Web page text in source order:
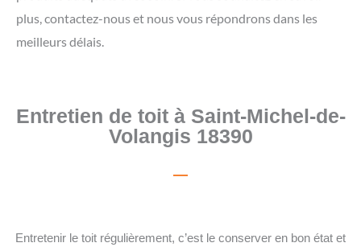
plus, contactez-nous et nous vous répondrons dans les
meilleurs délais.
Entretien de toit à Saint-Michel-de-
Volangis 18390
Entretenir le toit régulièrement, c’est le conserver en bon état et